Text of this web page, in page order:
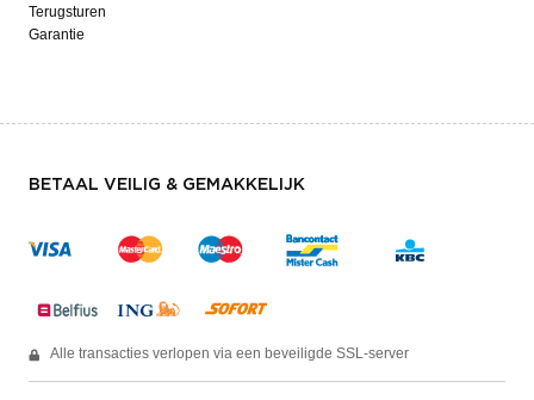
Terugsturen
Garantie
BETAAL VEILIG & GEMAKKELIJK
Alle transacties verlopen via een beveiligde SSL-server